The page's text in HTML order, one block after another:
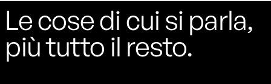
Le cose di cui si parla,
più tutto il resto.